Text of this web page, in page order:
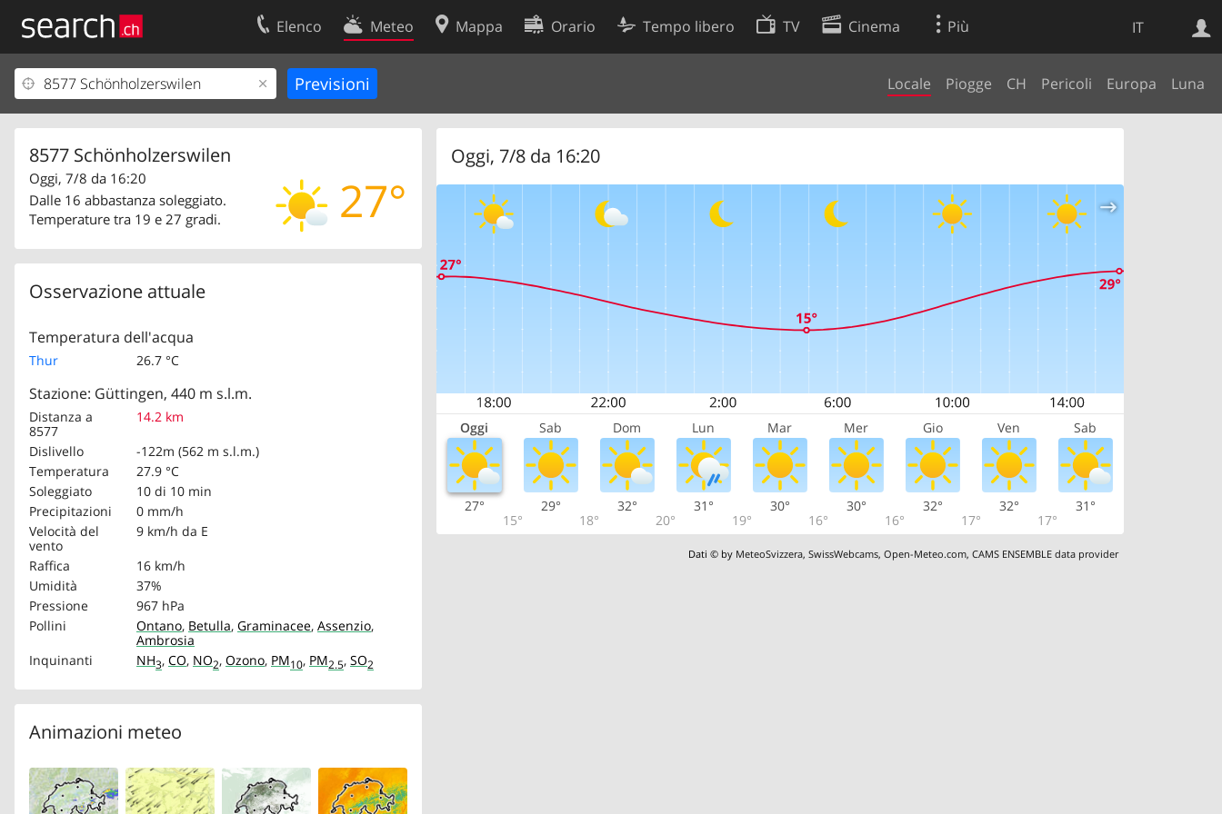
IT
Elenco Meteo Mappa Orario Tempo libero TV Cinema Più
Locale Piogge CH Pericoli Europa Luna
8577 Schönholzerswilen
27°
Oggi, 7/8 da 16:20
Dalle 16 abbastanza soleggiato.
Temperature tra 19 e 27 gradi.
Osservazione attuale
Temperatura dell'acqua
Thur 26.7 °C
Stazione: Güttingen, 440 m s.l.m.
Distanza a
8577
14.2 km
Dislivello
-122m (562 m s.l.m.)
Temperatura
27.9 °C
Soleggiato
10 di 10 min
Precipitazioni
0 mm/h
Velocità del
vento
9 km/h da E
Raffica
16 km/h
Umidità
37%
Pressione
967 hPa
Pollini
Ontano, Betulla, Graminacee, Assenzio,
Ambrosia
Inquinanti
NH3, CO, NO2, Ozono, PM10, PM2.5, SO2
Animazioni meteo
Oggi, 7/8 da 16:20
Oggi Sab Dom Lun Mar Mer Gio Ven Sab
27°
15°
29°
18°
32°
20°
31°
19°
30°
16°
30°
16°
32°
17°
32°
17°
31°
Dati © by MeteoSvizzera,SwissWebcams,Open-Meteo.com,CAMS ENSEMBLE data provider
Ricerca Web
Il vostro profolio
Area clienti
Informazioni Legali
Contatti
Condizioni d’uso
Preferenze cookie